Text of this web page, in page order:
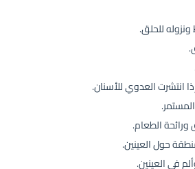
للحلق.
انتشرت العدوي للأسنان.
الطعام.
حول العينين.
في العينين.